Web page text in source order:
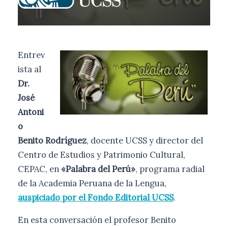
Entrev
ista al
Dr.
José
Antoni
o
Benito Rodríguez, docente UCSS y director del
Centro de Estudios y Patrimonio Cultural,
CEPAC, en«Palabra del Perú», programa radial
de la Academia Peruana de la Lengua,
auspiciado por el Fondo Editorial UCSS.
En esta conversación el profesor Benito